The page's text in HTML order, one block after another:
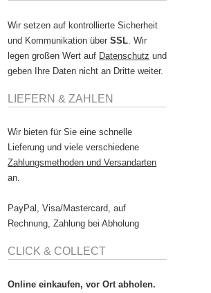
Wir setzen auf kontrollierte Sicherheit
und Kommunikation überSSL . Wir
legen großen Wert auf Datenschutz und
geben Ihre Daten nicht an Dritte weiter.
LIEFERN & ZAHLEN
Wir bieten für Sie eine schnelle
Lieferung und viele verschiedene
Zahlungsmethoden und Versandarten
an.
PayPal, Visa/Mastercard, auf
Rechnung, Zahlung bei Abholung
CLICK & COLLECT
Online einkaufen, vor Ort abholen.